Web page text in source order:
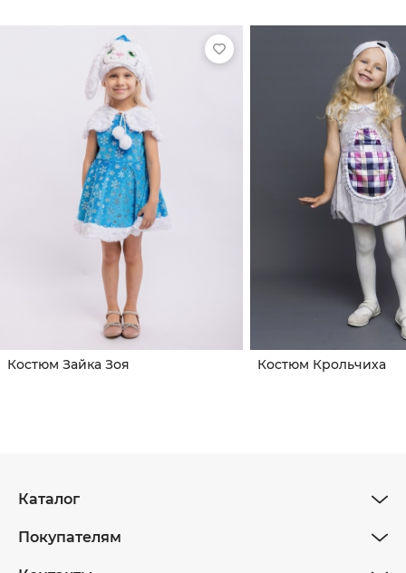
Костюм Зайка Зоя Костюм Крольчиха
Каталог
Покупателям